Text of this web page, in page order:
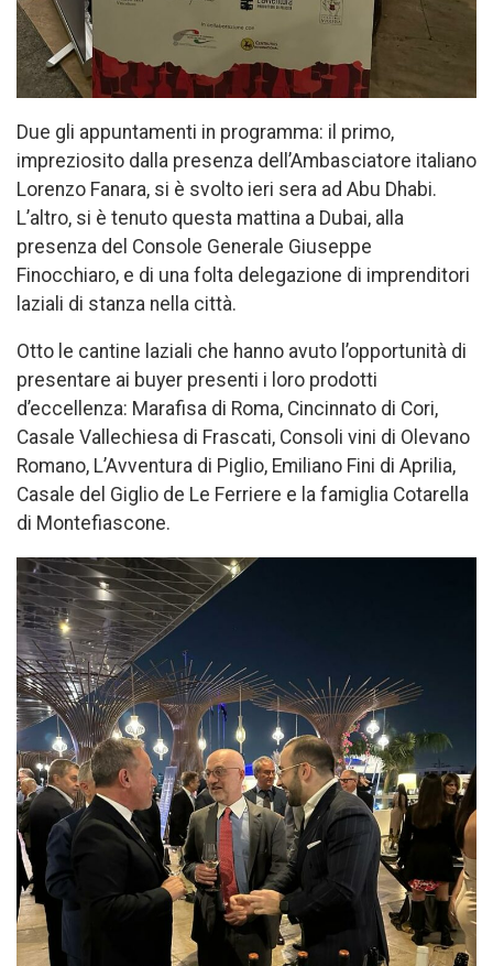
Due gli appuntamenti in programma: il primo,
impreziosito dalla presenza dell’Ambasciatore italiano
Lorenzo Fanara, si è svolto ieri sera ad Abu Dhabi.
L’altro, si è tenuto questa mattina a Dubai, alla
presenza del Console Generale Giuseppe
Finocchiaro, e di una folta delegazione di imprenditori
laziali di stanza nella città.
Otto le cantine laziali che hanno avuto l’opportunità di
presentare ai buyer presenti i loro prodotti
d’eccellenza: Marafisa di Roma, Cincinnato di Cori,
Casale Vallechiesa di Frascati, Consoli vini di Olevano
Romano, L’Avventura di Piglio, Emiliano Fini di Aprilia,
Casale del Giglio de Le Ferriere e la famiglia Cotarella
di Montefiascone.